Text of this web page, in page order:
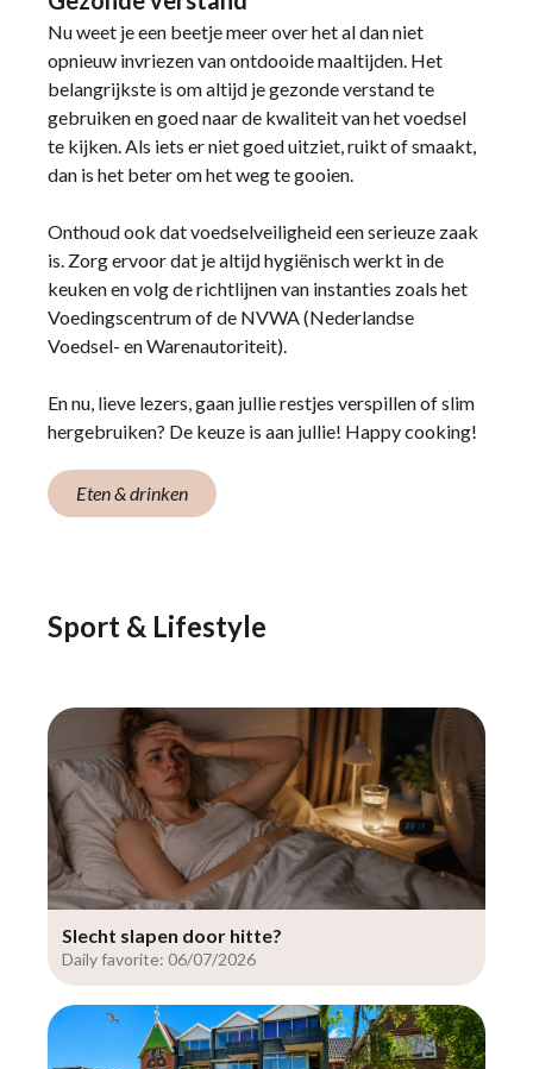
Nu weet je een beetje meer over het al dan niet
opnieuw invriezen van ontdooide maaltijden. Het
belangrijkste is om altijd je gezonde verstand te
gebruiken en goed naar de kwaliteit van het voedsel
te kijken. Als iets er niet goed uitziet, ruikt of smaakt,
dan is het beter om het weg te gooien.
Onthoud ook dat voedselveiligheid een serieuze zaak
is. Zorg ervoor dat je altijd hygiënisch werkt in de
keuken en volg de richtlijnen van instanties zoals het
Voedingscentrum of de NVWA (Nederlandse
Voedsel- en Warenautoriteit).
En nu, lieve lezers, gaan jullie restjes verspillen of slim
hergebruiken? De keuze is aan jullie! Happy cooking!
Eten & drinken
Sport & Lifestyle
Slecht slapen door hitte?
Daily favorite: 06/07/2026